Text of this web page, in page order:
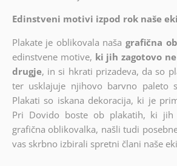
Edinstveni motivi izpod rok naše
Plakate je oblikovala naša grafična
edinstvene motive, ki jih zagotovo
drugje, in si hkrati prizadeva, da so
ter usklajuje njihovo barvno paleto
Plakati so iskana dekoracija, ki je
Pri Dovido boste ob plakatih, ki jih
grafična oblikovalka, našli tudi
vas skrbno izbirali spretni člani naše